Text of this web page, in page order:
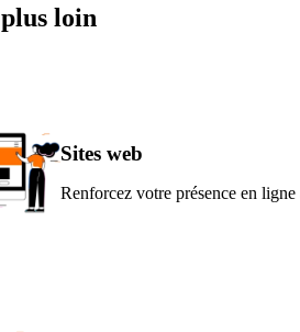
plus loin
Sites web
Renforcez votre présence en